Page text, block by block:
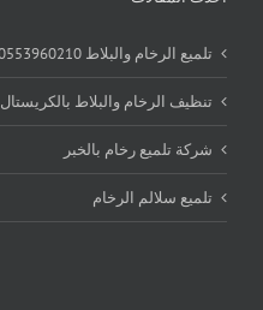
تلميع الرخام والبلاط 0553960210
تنظيف الرخام والبلاط بالكريستال
شركة تلميع رخام بالخبر
تلميع سلالم الرخام